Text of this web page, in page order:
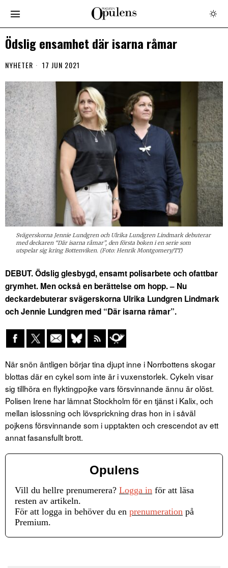
Ödslig ensamhet där isarna råmar
NYHETER 17 JUN 2021
Svägerskorna Jennie Lundgren och Ulrika Lundgren Lindmark debuterar
med deckaren “Där isarna råmar”, den första boken i en serie som
utspelar sig kring Bottenviken. (Foto: Henrik Montgomery/TT)
DEBUT. Ödslig glesbygd, ensamt polisarbete och ofattbar
grymhet. Men också en berättelse om hopp. – Nu
deckardebuterar svägerskorna Ulrika Lundgren Lindmark
och Jennie Lundgren med “Där isarna råmar”.
När snön äntligen börjar tina djupt inne i Norrbottens skogar
blottas där en cykel som inte är i vuxenstorlek. Cykeln visar
sig tillhöra en flyktingpojke vars försvinnande ännu är olöst.
Polisen Irene har lämnat Stockholm för en tjänst i Kalix, och
mellan islossning och lövsprickning dras hon in i såväl
pojkens försvinnande som i upptakten och crescendot av ett
annat fasansfullt brott.
Opulens
Vill du hellre prenumerera? Logga in för att läsa
resten av artikeln.
För att logga in behöver du en prenumeration på
Premium.